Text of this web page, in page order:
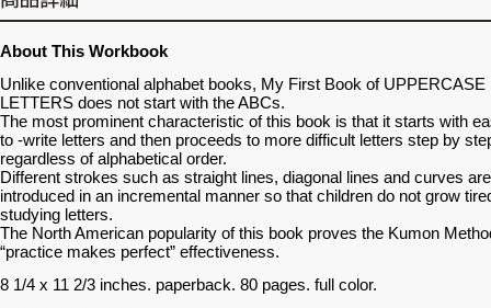
About This Workbook
Unlike conventional alphabet books, My First Book of UPPERCASE
LETTERS does not start with the ABCs.
The most prominent characteristic of this book is that it starts with
to -write letters and then proceeds to more difficult letters step by
regardless of alphabetical order.
Different strokes such as straight lines, diagonal lines and curves are
introduced in an incremental manner so that children do not grow
studying letters.
The North American popularity of this book proves the Kumon
“practice makes perfect” effectiveness.
8 1/4 x 11 2/3 inches. paperback. 80 pages. full color.